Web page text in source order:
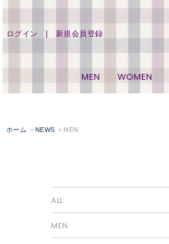
ログイン 新規会員登録
MEN WOMEN
ホーム NEWS MEN
ALL
MEN